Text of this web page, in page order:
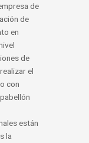
de
de
en
de
el
con
están
la